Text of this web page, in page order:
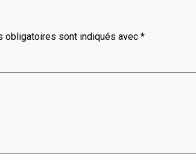
obligatoires sont indiqués avec *